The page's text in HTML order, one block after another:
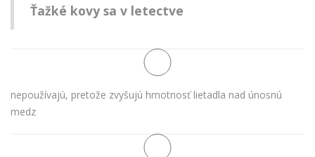
Ťažké kovy sa v letectve
nepoužívajú, pretože zvyšujú hmotnosť lietadla nad únosnú
medz